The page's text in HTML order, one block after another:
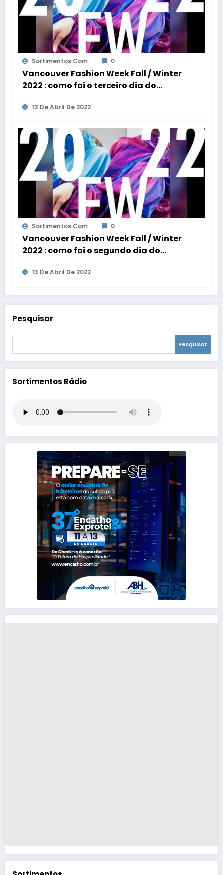
Sortimentos.com 0
Vancouver Fashion Week Fall / Winter
2022 : como foi o terceiro dia do
evento de moda
13 De Abril De 2022
Sortimentos.com 0
Vancouver Fashion Week Fall / Winter
2022 : como foi o segundo dia do
evento de moda
13 De Abril De 2022
Pesquisar
Pesquisar
Sortimentos Rádio